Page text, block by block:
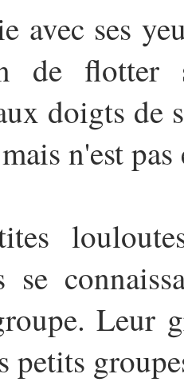
avec ses
de flotter
doigts
n'est
se
Leur
petits